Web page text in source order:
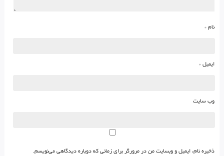
نام *
ایمیل *
وب‌ سایت
ذخیره نام، ایمیل و وبسایت من در مرورگر برای زمانی که دوباره دیدگاهی می‌نویسم.